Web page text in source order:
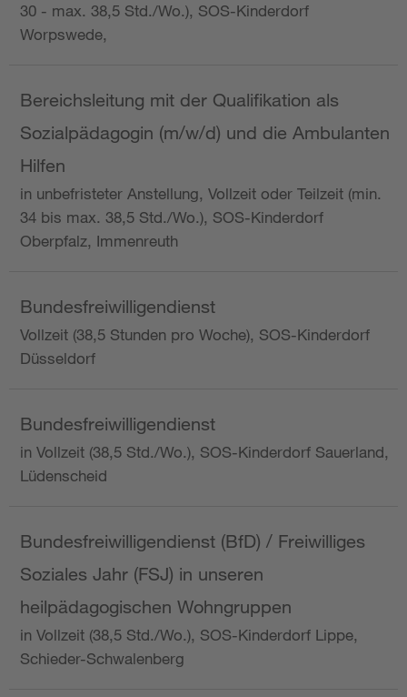
30 - max. 38,5 Std./Wo.), SOS-Kinderdorf
Worpswede,
Bereichsleitung mit der Qualifikation als
Sozialpädagogin (m/w/d) und die Ambulanten
Hilfen
in unbefristeter Anstellung, Vollzeit oder Teilzeit (min.
34 bis max. 38,5 Std./Wo.), SOS-Kinderdorf
Oberpfalz, Immenreuth
Bundesfreiwilligendienst
Vollzeit (38,5 Stunden pro Woche), SOS-Kinderdorf
Düsseldorf
Bundesfreiwilligendienst
in Vollzeit (38,5 Std./Wo.), SOS-Kinderdorf Sauerland,
Lüdenscheid
Bundesfreiwilligendienst (BfD) / Freiwilliges
Soziales Jahr (FSJ) in unseren
heilpädagogischen Wohngruppen
in Vollzeit (38,5 Std./Wo.), SOS-Kinderdorf Lippe,
Schieder-Schwalenberg